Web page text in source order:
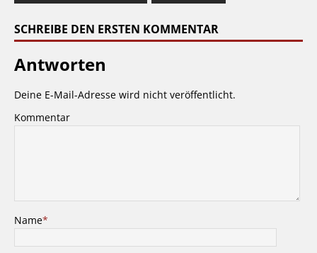
SCHREIBE DEN ERSTEN KOMMENTAR
Antworten
Deine E-Mail-Adresse wird nicht veröffentlicht.
Kommentar
Name*